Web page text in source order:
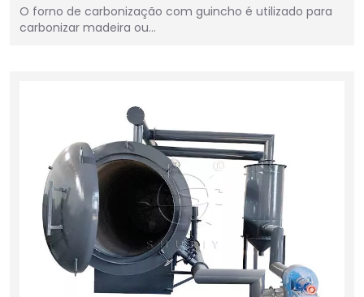
O forno de carbonização com guincho é utilizado para
carbonizar madeira ou…